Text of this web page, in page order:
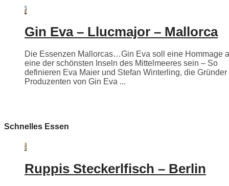
Gin Eva – Llucmajor – Mallorca
Die Essenzen Mallorcas…Gin Eva soll eine Hommage
eine der schönsten Inseln des Mittelmeeres sein – So
definieren Eva Maier und Stefan Winterling, die Gründer
Produzenten von Gin Eva ...
Schnelles Essen
Ruppis Steckerlfisch – Berlin